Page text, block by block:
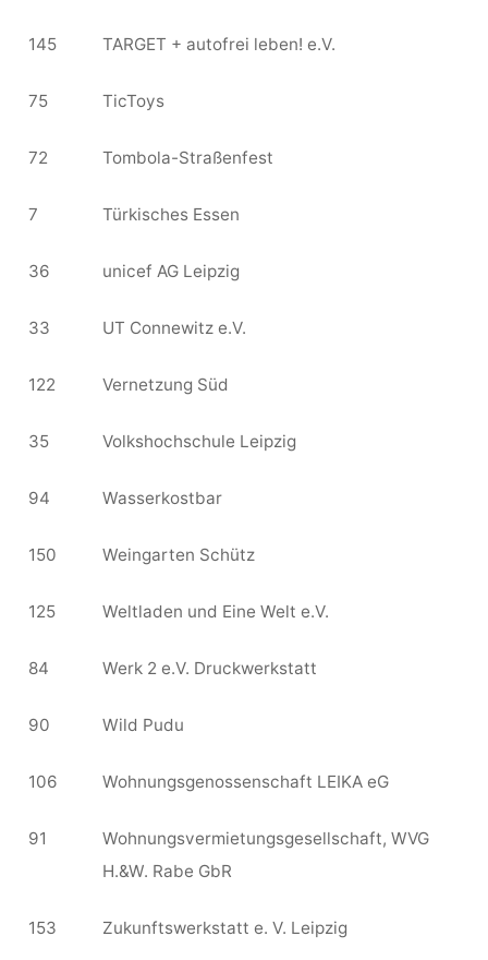
145 TARGET + autofrei leben! e.V.
75 TicToys
72 Tombola-Straßenfest
7 Türkisches Essen
36 unicef AG Leipzig
33 UT Connewitz e.V.
122 Vernetzung Süd
35 Volkshochschule Leipzig
94 Wasserkostbar
150 Weingarten Schütz
125 Weltladen und Eine Welt e.V.
84 Werk 2 e.V. Druckwerkstatt
90 Wild Pudu
106 Wohnungsgenossenschaft LEIKA eG
91
Wohnungsvermietungsgesellschaft, WVG
H.&W. Rabe GbR
153 Zukunftswerkstatt e. V. Leipzig